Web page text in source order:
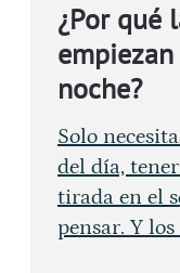
¿Por qué
noche?
Solo
del día,
tirada en el
pensar. Y